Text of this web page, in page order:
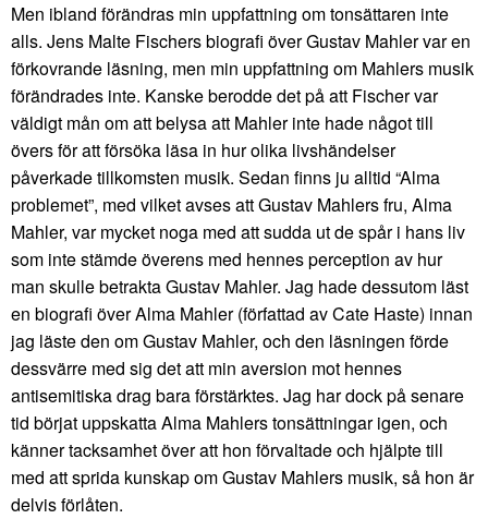
Men ibland förändras min uppfattning om tonsättaren inte
alls. Jens Malte Fischers biografi över Gustav Mahler var en
förkovrande läsning, men min uppfattning om Mahlers musik
förändrades inte. Kanske berodde det på att Fischer var
väldigt mån om att belysa att Mahler inte hade något till
övers för att försöka läsa in hur olika livshändelser
påverkade tillkomsten musik. Sedan finns ju alltid “Alma
problemet”, med vilket avses att Gustav Mahlers fru, Alma
Mahler, var mycket noga med att sudda ut de spår i hans liv
som inte stämde överens med hennes perception av hur
man skulle betrakta Gustav Mahler. Jag hade dessutom läst
en biografi över Alma Mahler (författad av Cate Haste) innan
jag läste den om Gustav Mahler, och den läsningen förde
dessvärre med sig det att min aversion mot hennes
antisemitiska drag bara förstärktes. Jag har dock på senare
tid börjat uppskatta Alma Mahlers tonsättningar igen, och
känner tacksamhet över att hon förvaltade och hjälpte till
med att sprida kunskap om Gustav Mahlers musik, så hon är
delvis förlåten.